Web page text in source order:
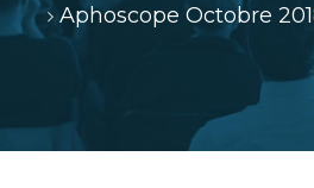
Aphoscope Octobre